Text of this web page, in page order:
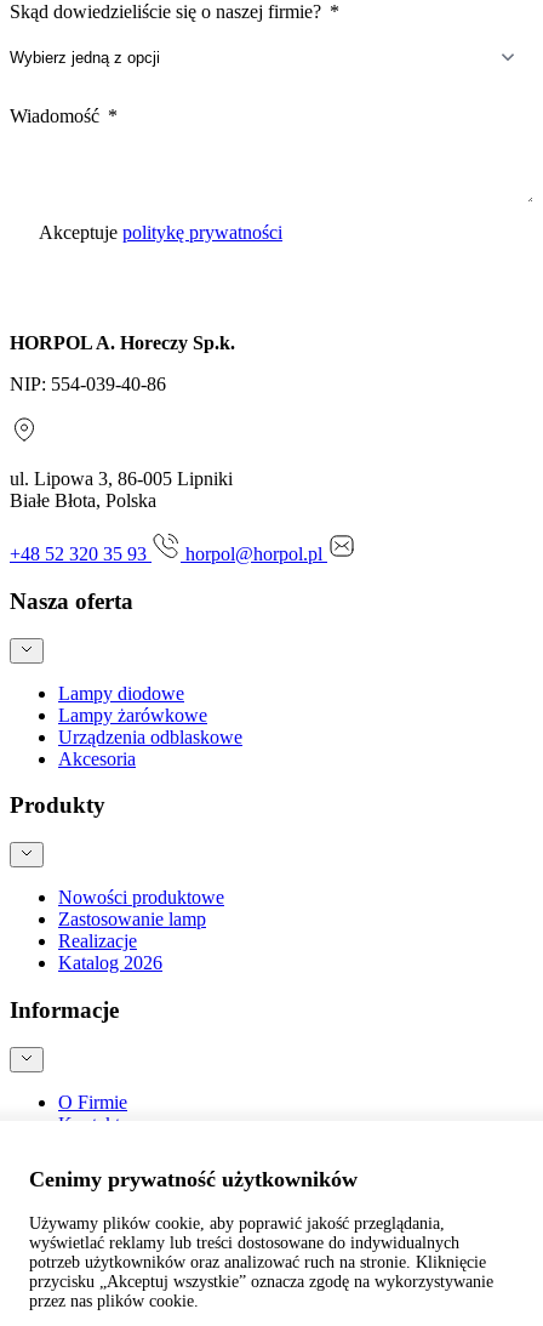
Skąd dowiedzieliście się o naszej firmie?
Wiadomość
Akceptuje politykę prywatności
HORPOL A. Horeczy Sp.k.
NIP: 554-039-40-86
ul. Lipowa 3, 86-005 Lipniki
Białe Błota, Polska
+48 52 320 35 93 horpol@horpol.pl
Nasza oferta
Lampy diodowe
Lampy żarówkowe
Urządzenia odblaskowe
Akcesoria
Produkty
Nowości produktowe
Zastosowanie lamp
Realizacje
Katalog 2026
Informacje
O Firmie
Kontakt
Bezpieczeństwo produktów
webtom.pl
Cenimy prywatność użytkowników
Używamy plików cookie, aby poprawić jakość przeglądania,
wyświetlać reklamy lub treści dostosowane do indywidualnych
potrzeb użytkowników oraz analizować ruch na stronie. Kliknięcie
przycisku „Akceptuj wszystkie” oznacza zgodę na wykorzystywanie
przez nas plików cookie.